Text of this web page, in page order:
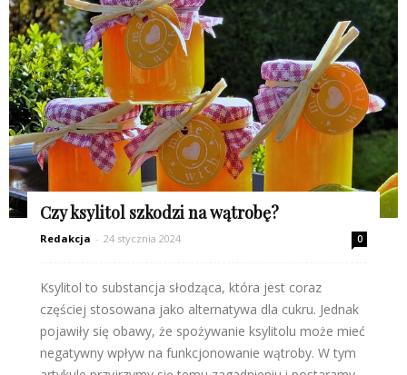
Czy ksylitol szkodzi na wątrobę?
Redakcja - 24 stycznia 2024 0
Ksylitol to substancja słodząca, która jest coraz
częściej stosowana jako alternatywa dla cukru. Jednak
pojawiły się obawy, że spożywanie ksylitolu może mieć
negatywny wpływ na funkcjonowanie wątroby. W tym